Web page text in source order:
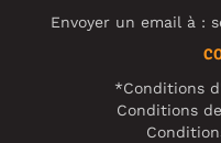
Envoyer un email à :
*Conditions
Conditions